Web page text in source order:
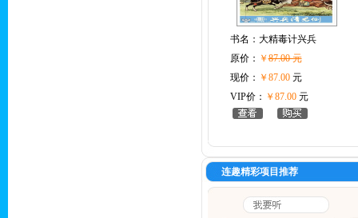
书名： 大精毒计兴兵
原价： ￥87.00 元
现价： ￥87.00元
VIP价： ￥87.00元
连趣精彩项目推荐